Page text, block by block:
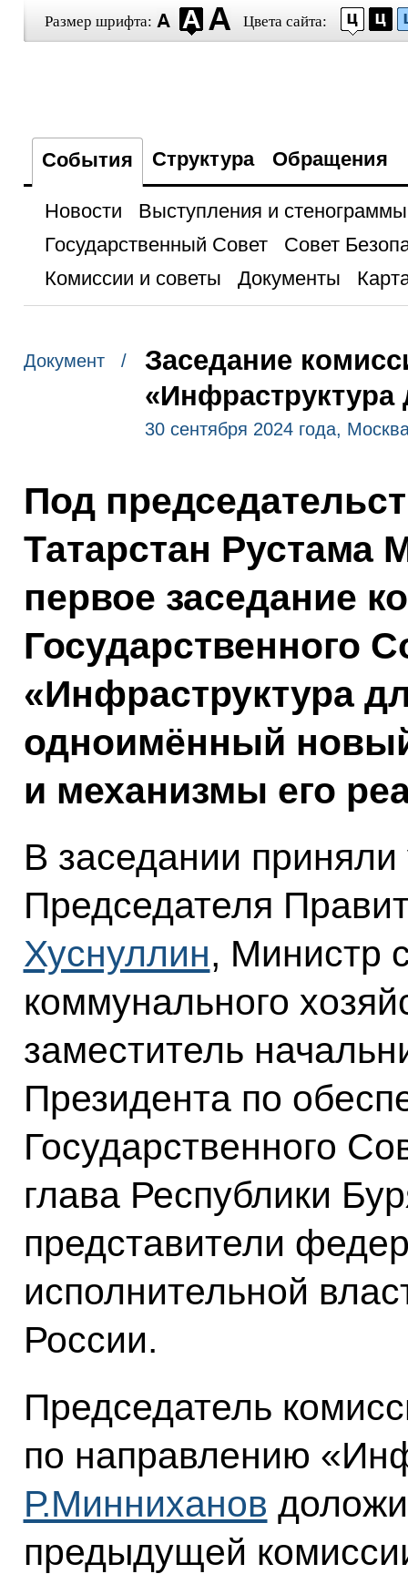
Размер шрифта: Цвета сайта:
События Структура Обращения
Новости
Выступления и стенограммы
Государственный Совет
Совет
Комиссии и советы
Документы
Документ /
Заседание
«Инфраструктура
30 сентября 2024 года,
Под
Татарстан Рустама
первое заседание
Государственного
«Инфраструктура
одноимённый
и механизмы его
В заседании
Председателя
Хуснуллин, Министр
коммунального
заместитель
Президента по
Государственного
глава Республики
представители
исполнительной
России.
Председатель
по направлению
Р.Минниханов
предыдущей